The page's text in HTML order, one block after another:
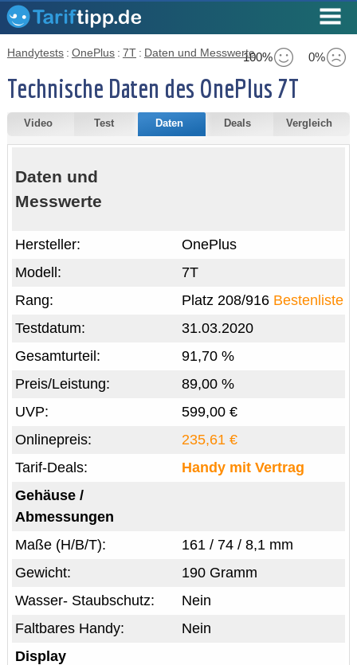
100% 0%
Handytests : OnePlus : 7T : Daten und Messwerte
Technische Daten des OnePlus 7T
Video Test Daten Deals Vergleich
Daten und
Messwerte
OnePlus
Hersteller:
7T
Modell:
Platz 208/916 Bestenliste
Rang:
31.03.2020
Testdatum:
91,70 %
Gesamturteil:
89,00 %
Preis/Leistung:
599,00 €
UVP:
235,61 €
Onlinepreis:
Handy mit Vertrag
Tarif-Deals:
Gehäuse /
Abmessungen
161 / 74 / 8,1 mm
Maße (H/B/T):
190 Gramm
Gewicht:
Nein
Wasser- Staubschutz:
Nein
Faltbares Handy:
Display